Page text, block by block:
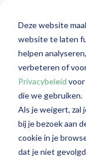
Deze website
website te laten
helpen
verbeteren of
Privacybeleid
die we gebruiken.
Als je weigert, zal
bij je bezoek aan
cookie in je
dat je niet
Die